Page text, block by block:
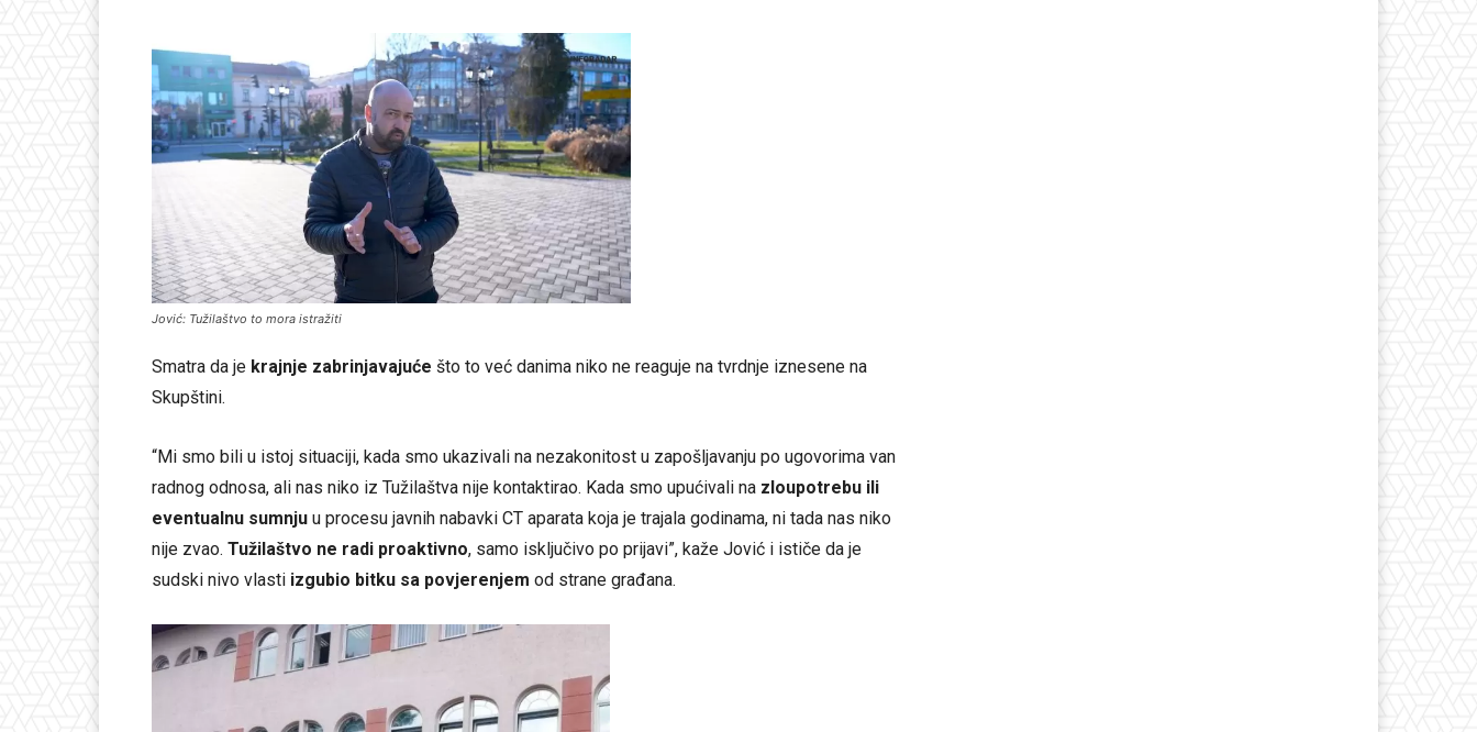
Jović: Tužilaštvo to mora istražiti
Smatra da je krajnje zabrinjavajuće što to već danima niko ne reaguje na tvrdnje iznesene na
Skupštini.
“Mi smo bili u istoj situaciji, kada smo ukazivali na nezakonitost u zapošljavanju po ugovorima van
radnog odnosa, ali nas niko iz Tužilaštva nije kontaktirao. Kada smo upućivali na zloupotrebu ili
eventualnu sumnju u procesu javnih nabavki CT aparata koja je trajala godinama, ni tada nas niko
nije zvao. Tužilaštvo ne radi proaktivno, samo isključivo po prijavi”, kaže Jović i ističe da je
sudski nivo vlasti izgubio bitku sa povjerenjem od strane građana.